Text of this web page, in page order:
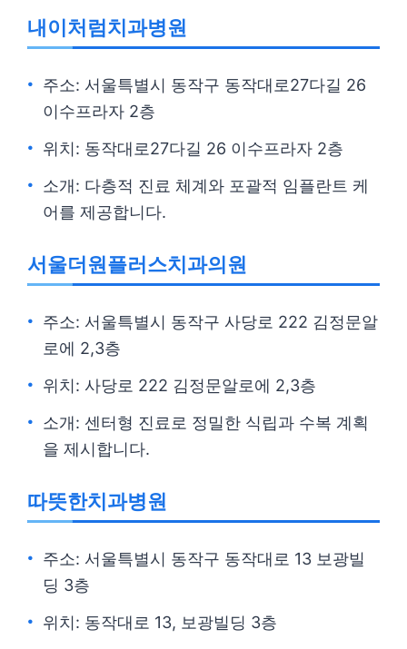
내이처럼치과병원
주소: 서울특별시 동작구 동작대로27다길 26
이수프라자 2층
위치: 동작대로27다길 26 이수프라자 2층
소개: 다층적 진료 체계와 포괄적 임플란트 케
어를 제공합니다.
서울더원플러스치과의원
주소: 서울특별시 동작구 사당로 222 김정문알
로에 2,3층
위치: 사당로 222 김정문알로에 2,3층
소개: 센터형 진료로 정밀한 식립과 수복 계획
을 제시합니다.
따뜻한치과병원
주소: 서울특별시 동작구 동작대로 13 보광빌
딩 3층
위치: 동작대로 13, 보광빌딩 3층